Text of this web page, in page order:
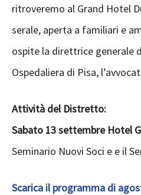
ritroveremo al Grand Hotel
serale, aperta a familiari e
ospite la direttrice generale
Ospedaliera di Pisa,
Attività del Distretto:
Sabato 13 settembre Hotel
Seminario Nuovi Soci e e il
Scarica il programma di